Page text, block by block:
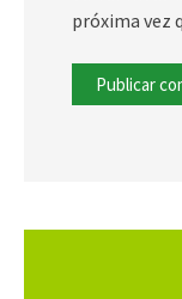
próxima vez